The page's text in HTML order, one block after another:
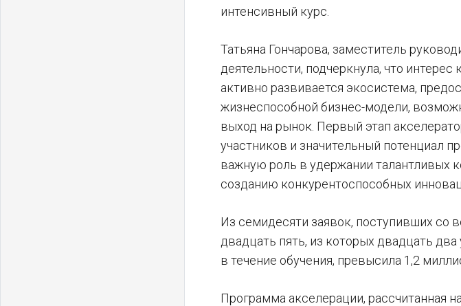
интенсивный курс.
Татьяна Гончарова, заместитель
деятельности, подчеркнула, что
активно развивается экосистема,
жизнеспособной бизнес-модели,
выход на рынок. Первый этап
участников и значительный потенциал
важную роль в удержании талантливых
созданию конкурентоспособных
Из семидесяти заявок, поступивших со
двадцать пять, из которых двадцать
в течение обучения, превысила 1,2
Программа акселерации, рассчитанная